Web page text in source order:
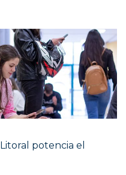
potencia el